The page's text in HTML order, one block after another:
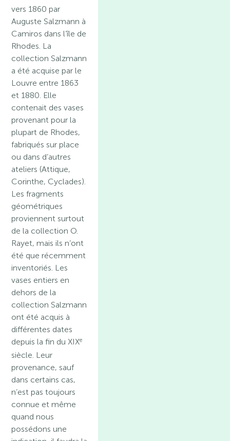
vers 1860 par
Auguste Salzmann à
Camiros dans l’île de
Rhodes. La
collection Salzmann
a été acquise par le
Louvre entre 1863
et 1880. Elle
contenait des vases
provenant pour la
plupart de Rhodes,
fabriqués sur place
ou dans d’autres
ateliers (Attique,
Corinthe, Cyclades).
Les fragments
géométriques
proviennent surtout
de la collection O.
Rayet, mais ils n’ont
été que récemment
inventoriés. Les
vases entiers en
dehors de la
collection Salzmann
ont été acquis à
différentes dates
depuis la fin du XIXe
siècle. Leur
provenance, sauf
dans certains cas,
n’est pas toujours
connue et même
quand nous
possédons une